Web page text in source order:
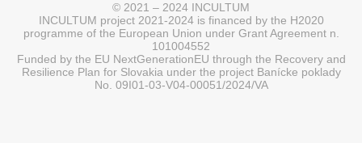
© 2021 – 2024 INCULTUM
INCULTUM project 2021-2024 is financed by the H2020
programme of the European Union under Grant Agreement n.
101004552
Funded by the EU NextGenerationEU through the Recovery and
Resilience Plan for Slovakia under the project Banícke poklady
No. 09I01-03-V04-00051/2024/VA